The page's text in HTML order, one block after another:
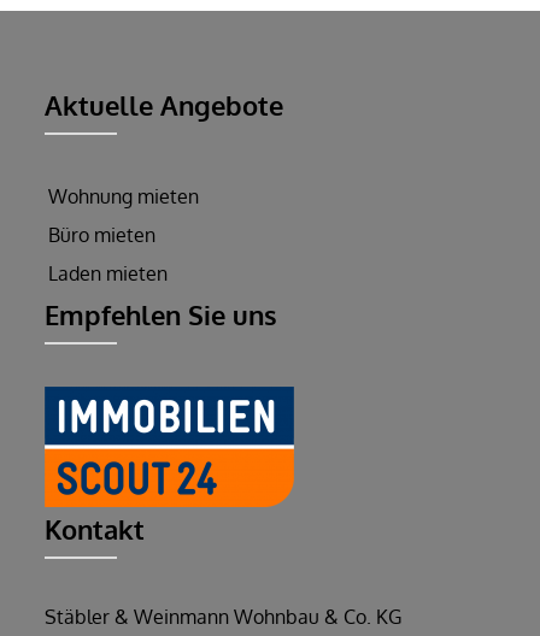
Aktuelle Angebote
Wohnung mieten
Büro mieten
Laden mieten
Empfehlen Sie uns
Kontakt
Stäbler & Weinmann Wohnbau & Co. KG